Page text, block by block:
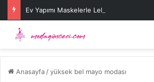
Ev Yapımı Maskelerle Leke Sorununa
Anasayfa /yüksek bel mayo modası